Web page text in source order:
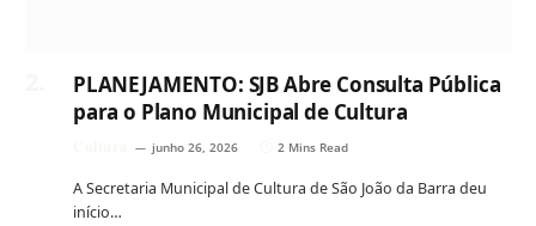
PLANEJAMENTO: SJB Abre Consulta Pública
para o Plano Municipal de Cultura
junho 26, 2026 2 Mins Read
A Secretaria Municipal de Cultura de São João da Barra deu
início…